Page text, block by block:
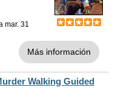
mar. 31
Más información
Walking Guided